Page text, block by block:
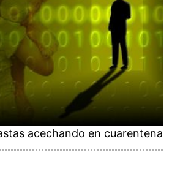
acechando en cuarentena